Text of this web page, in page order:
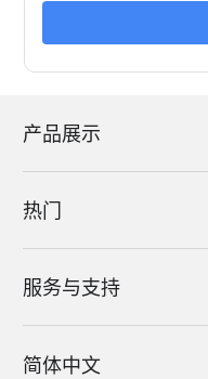
产品展示
热门
服务与支持
简体中文